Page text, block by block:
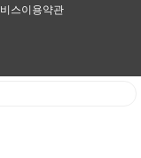
스이용약관